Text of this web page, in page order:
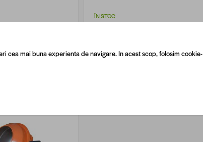
ÎN STOC
cea mai buna experienta de navigare. In acest scop, folosim cookie-